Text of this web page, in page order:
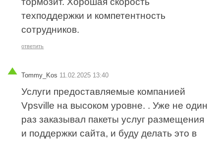
техподдержки и компетентность
сотрудников.
ответить
Tommy_Kos 11.02.2025 13:40
Услуги предоставляемые компанией
Vpsville на высоком уровне. . Уже не один
раз заказывал пакеты услуг размещения
и поддержки сайта, и буду делать это в